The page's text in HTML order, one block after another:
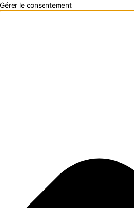
Gérer le consentement